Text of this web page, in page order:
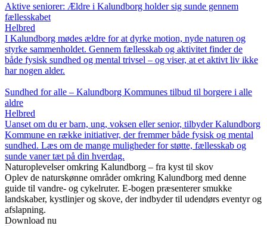
Aktive seniorer: Ældre i Kalundborg holder sig sunde gennem
fællesskabet
Helbred
I Kalundborg mødes ældre for at dyrke motion, nyde naturen og
styrke sammenholdet. Gennem fællesskab og aktivitet finder de
både fysisk sundhed og mental trivsel – og viser, at et aktivt liv ikke
har nogen alder.
Sundhed for alle – Kalundborg Kommunes tilbud til borgere i alle
aldre
Helbred
Uanset om du er barn, ung, voksen eller senior, tilbyder Kalundborg
Kommune en række initiativer, der fremmer både fysisk og mental
sundhed. Læs om de mange muligheder for støtte, fællesskab og
sunde vaner tæt på din hverdag.
Naturoplevelser omkring Kalundborg – fra kyst til skov
Oplev de naturskønne områder omkring Kalundborg med denne
guide til vandre- og cykelruter. E-bogen præsenterer smukke
landskaber, kystlinjer og skove, der indbyder til udendørs eventyr og
afslapning.
Download nu